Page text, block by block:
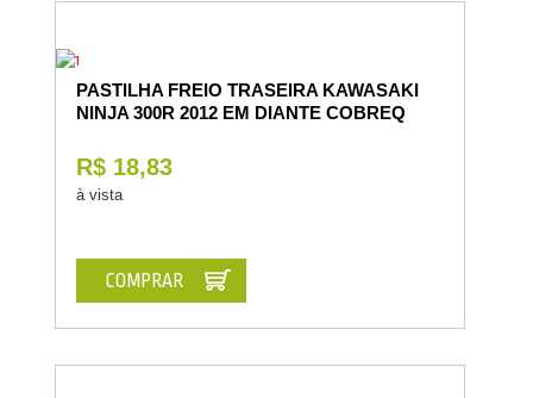
PASTILHA FREIO TRASEIRA KAWASAKI
NINJA 300R 2012 EM DIANTE COBREQ
R$ 18,83
à vista
COMPRAR